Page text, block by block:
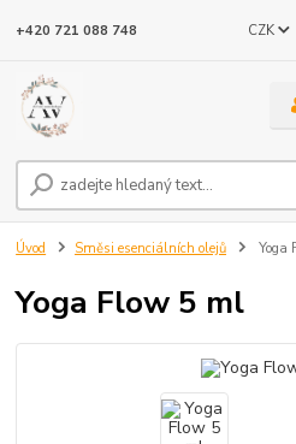
CZK
+420 721 088 748
Úvod Směsi esenciálních olejů Yoga
Yoga Flow 5 ml